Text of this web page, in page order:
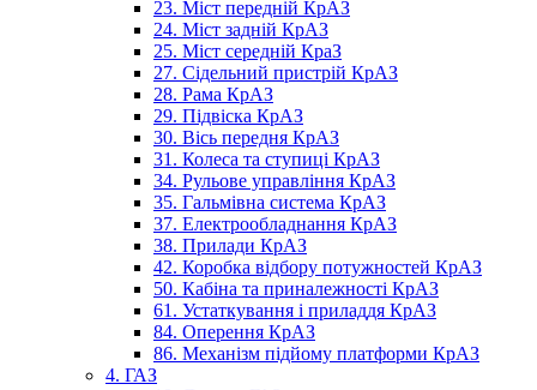
23. Міст передній КрАЗ
24. Міст задній КрАЗ
25. Міст середній КраЗ
27. Сідельний пристрій КрАЗ
28. Рама КрАЗ
29. Підвіска КрАЗ
30. Вісь передня КрАЗ
31. Колеса та ступиці КрАЗ
34. Рульове управління КрАЗ
35. Гальмівна система КрАЗ
37. Електрообладнання КрАЗ
38. Прилади КрАЗ
42. Коробка відбору потужностей КрАЗ
50. Кабіна та приналежності КрАЗ
61. Устаткування і приладдя КрАЗ
84. Оперення КрАЗ
86. Механізм підйому платформи КрАЗ
4. ГАЗ